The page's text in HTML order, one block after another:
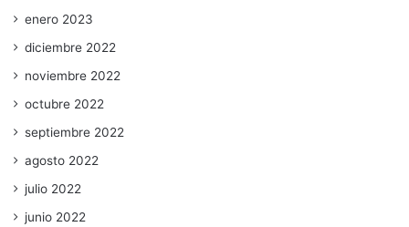
enero 2023
diciembre 2022
noviembre 2022
octubre 2022
septiembre 2022
agosto 2022
julio 2022
junio 2022